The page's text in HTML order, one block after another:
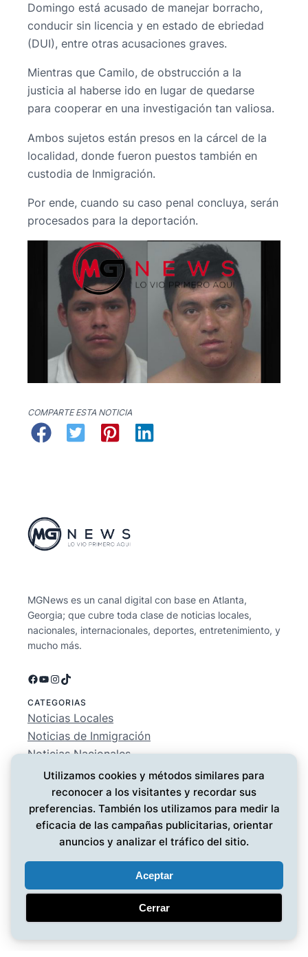
Domingo está acusado de manejar borracho,
conducir sin licencia y en estado de ebriedad
(DUI), entre otras acusaciones graves.
Mientras que Camilo, de obstrucción a la
justicia al haberse ido en lugar de quedarse
para cooperar en una investigación tan valiosa.
Ambos sujetos están presos en la cárcel de la
localidad, donde fueron puestos también en
custodia de Inmigración.
Por ende, cuando su caso penal concluya, serán
procesados para la deportación.
COMPARTE ESTA NOTICIA
MGNews es un canal digital con base en Atlanta,
Georgia; que cubre toda clase de noticias locales,
nacionales, internacionales, deportes, entretenimiento, y
mucho más.
Facebook
YouTube
Instagram
TikTok
CATEGORIAS
Noticias Locales
Noticias de Inmigración
Noticias Nacionales
Deportes
Entretenimiento
EMPRESA
Conócenos
Política de Privacidad
Noticias MG
Utilizamos cookies y métodos similares para
reconocer a los visitantes y recordar sus
preferencias. También los utilizamos para medir la
eficacia de las campañas publicitarias, orientar
anuncios y analizar el tráfico del sitio.
Aceptar
Cerrar